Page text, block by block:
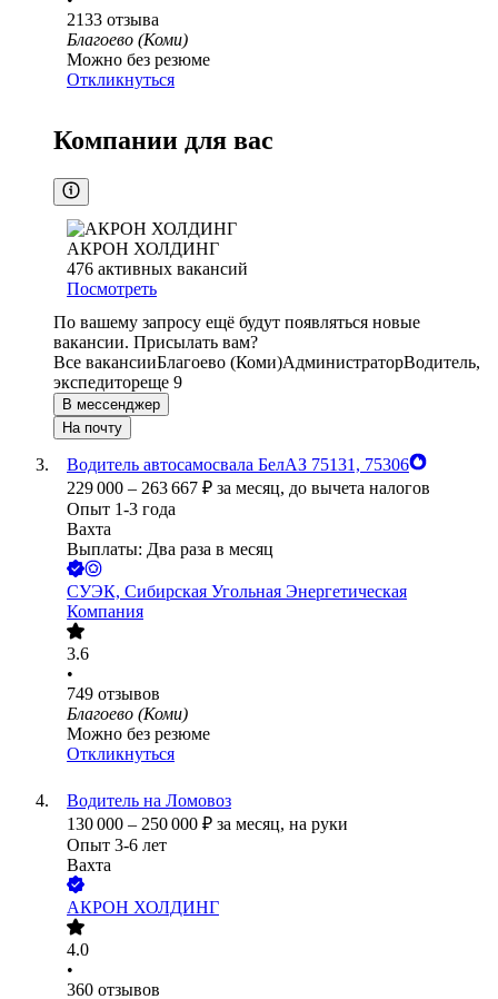
2133 отзыва
Благоево (Коми)
Можно без резюме
Откликнуться
Компании для вас
АКРОН ХОЛДИНГ
476 активных вакансий
Посмотреть
По вашему запросу ещё будут появляться новые
вакансии. Присылать вам?
Все вакансииБлагоево (Коми)АдминистраторВодитель,
экспедитореще 9
В мессенджер
На почту
Водитель автосамосвала БелАЗ 75131, 75306
229 000 – 263 667 ₽ за месяц, до вычета налогов
Опыт 1-3 года
Вахта
Выплаты: Два раза в месяц
СУЭК, Сибирская Угольная Энергетическая
Компания
3.6
•
749 отзывов
Благоево (Коми)
Можно без резюме
Откликнуться
Водитель на Ломовоз
130 000 – 250 000 ₽ за месяц, на руки
Опыт 3-6 лет
Вахта
АКРОН ХОЛДИНГ
4.0
•
360 отзывов